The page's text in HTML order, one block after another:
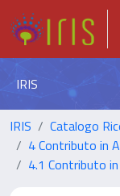
IRIS
IRIS
Catalogo
4 Contributo in
4.1 Contributo